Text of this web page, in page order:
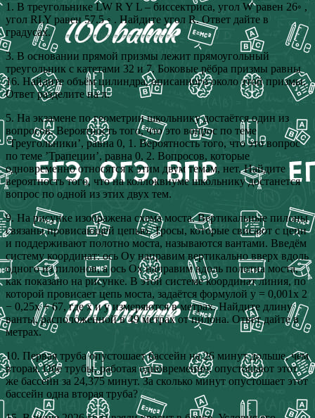
1. В треугольнике LW R Y L – биссектриса, угол W равен 26◦ ,
угол RLY равен 57.5 ◦ . Найдите угол R. Ответ дайте в
градусах.
3. В основании прямой призмы лежит прямоугольный
треугольник с катетами 32 и 7. Боковые рёбра призмы равны
16. Найдите объём цилиндра, описанного около этой призмы.
Ответ разделите на π.
5. На экзамене по геометрии школьнику достаётся один из
вопросов. Вероятность того, что это вопрос по теме
’Треугольники’, равна 0, 1. Вероятность того, что это вопрос
по теме ’Трапеции’, равна 0, 2. Вопросов, которые
одновременно относятся к этим двум темам, нет. Найдите
вероятность того, что на коллоквиуме школьнику достанется
вопрос по одной из этих двух тем.
9. На рисунке изображена схема моста. Вертикальные пилоны
связаны провисающей цепью. Тросы, которые свисают с цепи
и поддерживают полотно моста, называются вантами. Введём
систему координат: ось Oy направим вертикально вверх вдоль
одного из пилонов, а ось Ox направим вдоль полотна моста,
как показано на рисунке. В этой системе координат линия, по
которой провисает цепь моста, задаётся формулой y = 0,001x 2
− 0,25x + 67, где x и y измеряются в метрах. Найдите длину
ванты, расположенной в 49 метрах от пилона. Ответ дайте в
метрах.
10. Первая труба опустошает бассейн на 26 минут дольше, чем
вторая. Обе трубы, работая одновременно, опустошают этот
же бассейн за 24,375 минут. За сколько минут опустошает этот
бассейн одна вторая труба?